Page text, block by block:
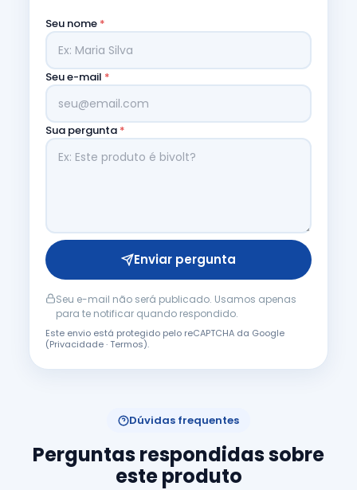
Seu nome *
Seu e-mail *
Sua pergunta *
Enviar pergunta
Seu e-mail não será publicado. Usamos apenas
para te notificar quando respondido.
Este envio está protegido pelo reCAPTCHA da Google
(Privacidade·Termos).
Dúvidas frequentes
Perguntas respondidas sobre
este produto